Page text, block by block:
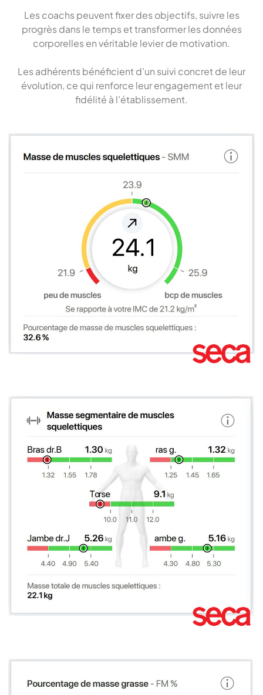
Les coachs peuvent fixer des objectifs, suivre les
progrès dans le temps et transformer les données
corporelles en véritable levier de motivation.
Les adhérents bénéficient d’un suivi concret de leur
évolution, ce qui renforce leur engagement et leur
fidélité à l’établissement.